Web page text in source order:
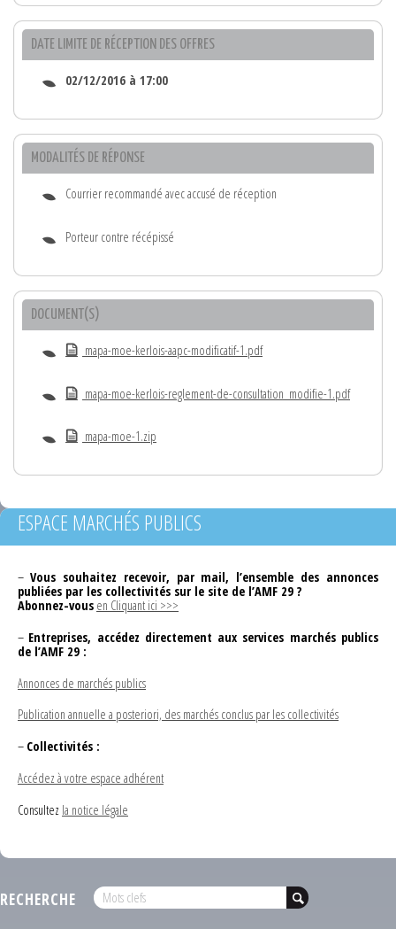
DATE LIMITE DE RÉCEPTION DES OFFRES
02/12/2016 à 17:00
MODALITÉS DE RÉPONSE
Courrier recommandé avec accusé de réception
Porteur contre récépissé
DOCUMENT(S)
mapa-moe-kerlois-aapc-modificatif-1.pdf
mapa-moe-kerlois-reglement-de-consultation_modifie-1.pdf
mapa-moe-1.zip
ESPACE MARCHÉS PUBLICS
– Vous souhaitez recevoir, par mail, l’ensemble des annonces
publiées par les collectivités sur le site de l’AMF 29 ?
Abonnez-vous en Cliquant ici >>>
– Entreprises, accédez directement aux services marchés publics
de l’AMF 29 :
Annonces de marchés publics
Publication annuelle a posteriori, des marchés conclus par les collectivités
– Collectivités :
Accédez à votre espace adhérent
Consultez la notice légale
RECHERCHE